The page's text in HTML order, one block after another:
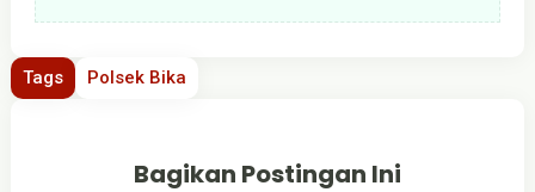
Tags Polsek Bika
Bagikan Postingan Ini